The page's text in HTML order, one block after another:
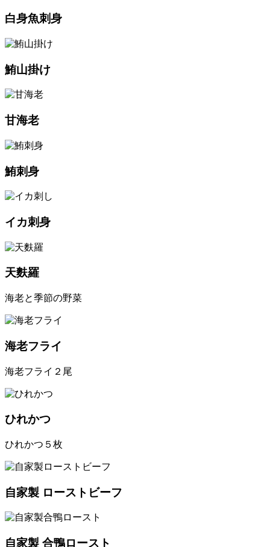
白身魚刺身
鮪山掛け
甘海老
鮪刺身
イカ刺身
天麩羅
海老と季節の野菜
海老フライ
海老フライ２尾
ひれかつ
ひれかつ５枚
自家製 ローストビーフ
自家製 合鴨ロースト